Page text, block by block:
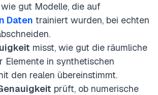
gut Modelle, die auf
Daten trainiert wurden, bei echten
misst, wie gut die räumliche
Elemente in synthetischen
den realen übereinstimmt.
prüft, ob numerische